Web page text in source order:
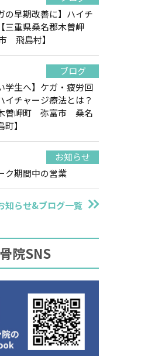
の早期改善に】ハイチ
三重県桑名郡木曽岬
飛島村】
ブログ
学生へ】ケガ・疲労回
イチャージ療法とは？
木曽岬町 弥富市 桑名
】
お知らせ
ク期間中の営業
知らせ&ブログ一覧
院SNS